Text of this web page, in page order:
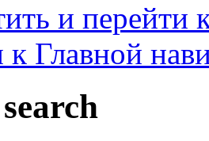
и перейти
к Главной